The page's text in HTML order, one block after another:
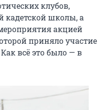
клубов,
кадетской школы, а
акцией
приняло участие
всё это было — в